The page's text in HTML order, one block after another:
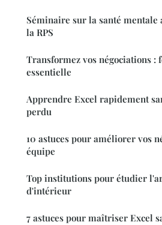
Séminaire sur la santé mentale
la RPS
Transformez vos négociations :
essentielle
Apprendre Excel rapidement
perdu
10 astuces pour améliorer vos
équipe
Top institutions pour étudier
d'intérieur
7 astuces pour maîtriser Excel